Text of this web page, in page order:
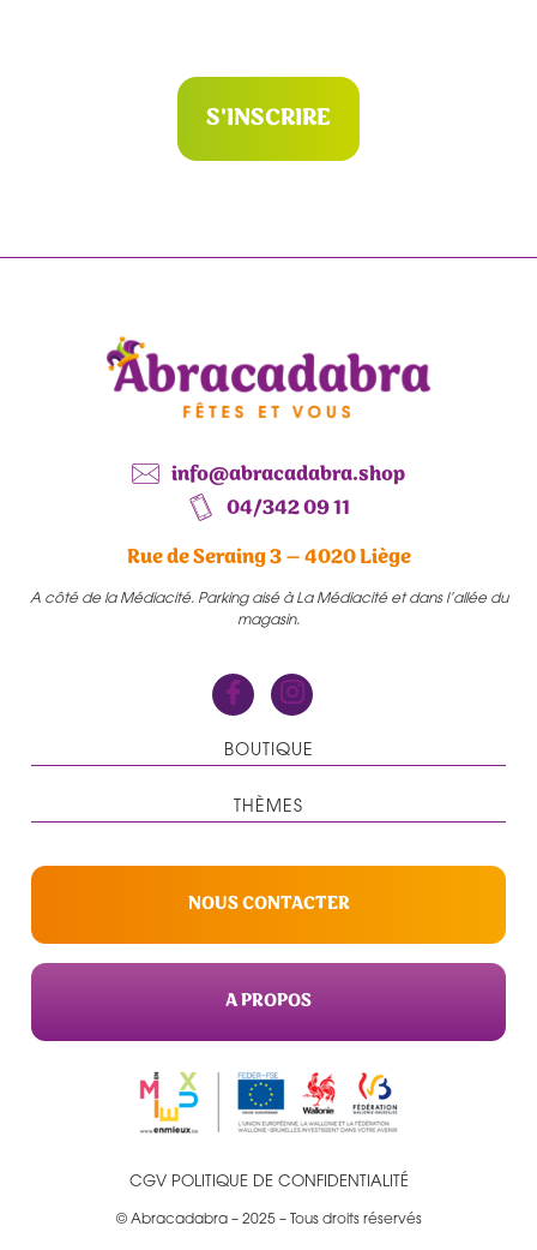
S'INSCRIRE
info@abracadabra.shop
04/342 09 11
Rue de Seraing 3 – 4020 Liège
A côté de la Médiacité. Parking aisé à La Médiacité et dans l’allée du
magasin.
BOUTIQUE
THÈMES
NOUS CONTACTER
A PROPOS
CGV POLITIQUE DE CONFIDENTIALITÉ
© Abracadabra – 2025 – Tous droits réservés